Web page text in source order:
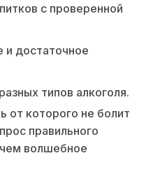
с проверенной
и достаточное
типов алкоголя.
от которого не болит
правильного
волшебное